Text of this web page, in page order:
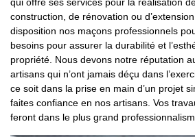
construction, de rénovation ou
disposition nos maçons professionnels
besoins pour assurer la durabilité et
propriété. Nous devons notre réputation
artisans qui n’ont jamais déçu dans
ce soit dans la prise en main d’un projet
faites confiance en nos artisans. Vos
feront dans le plus grand